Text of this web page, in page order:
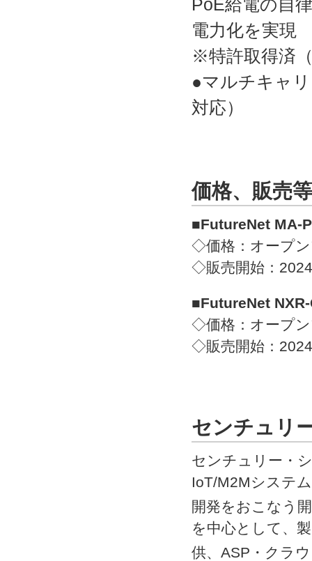
PoE給電の自
電力化を実現
※特許取得済
●マルチキャ
対応）
価格、販売等
■FutureNet MA-
◇価格：オープ
◇販売開始：
■FutureNet
◇価格：オープ
◇販売開始：
センチュリ
センチュリー・
IoT/M2Mシステ
開発をおこなう
を中心として、
供、ASP・クラ